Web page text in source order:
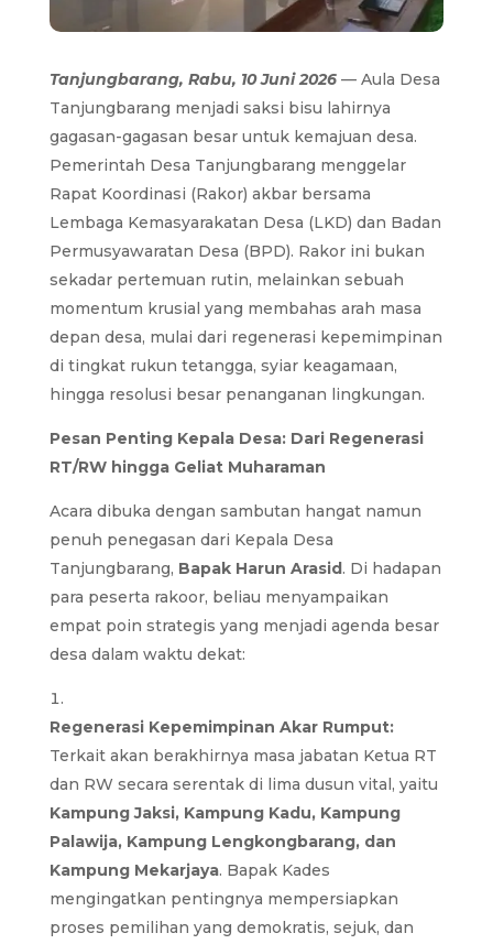
Tanjungbarang, Rabu, 10 Juni 2026 — Aula Desa
Tanjungbarang menjadi saksi bisu lahirnya
gagasan-gagasan besar untuk kemajuan desa.
Pemerintah Desa Tanjungbarang menggelar
Rapat Koordinasi (Rakor) akbar bersama
Lembaga Kemasyarakatan Desa (LKD) dan Badan
Permusyawaratan Desa (BPD). Rakor ini bukan
sekadar pertemuan rutin, melainkan sebuah
momentum krusial yang membahas arah masa
depan desa, mulai dari regenerasi kepemimpinan
di tingkat rukun tetangga, syiar keagamaan,
hingga resolusi besar penanganan lingkungan.
Pesan Penting Kepala Desa: Dari Regenerasi
RT/RW hingga Geliat Muharaman
Acara dibuka dengan sambutan hangat namun
penuh penegasan dari Kepala Desa
Tanjungbarang, Bapak Harun Arasid. Di hadapan
para peserta rakoor, beliau menyampaikan
empat poin strategis yang menjadi agenda besar
desa dalam waktu dekat:
Regenerasi Kepemimpinan Akar Rumput:
Terkait akan berakhirnya masa jabatan Ketua RT
dan RW secara serentak di lima dusun vital, yaitu
Kampung Jaksi, Kampung Kadu, Kampung
Palawija, Kampung Lengkongbarang, dan
Kampung Mekarjaya. Bapak Kades
mengingatkan pentingnya mempersiapkan
proses pemilihan yang demokratis, sejuk, dan